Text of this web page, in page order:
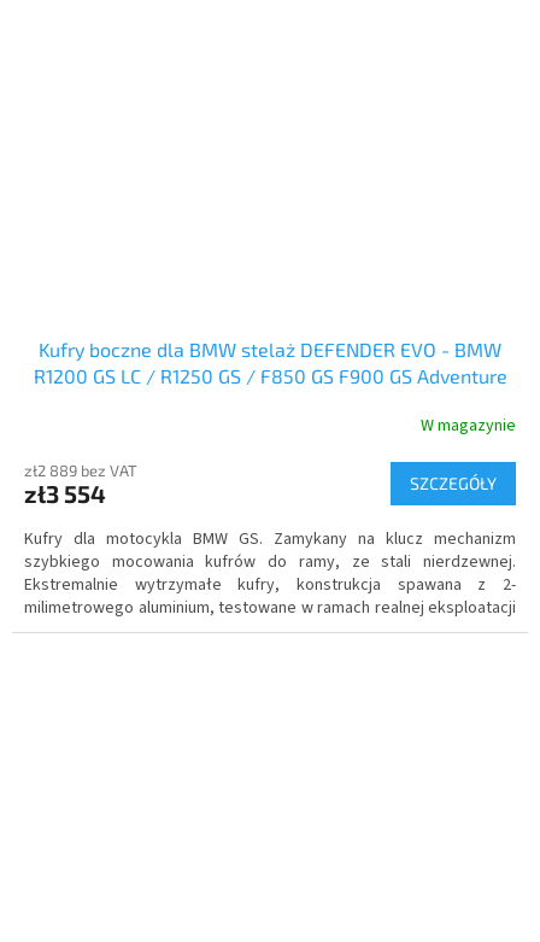
Kufry boczne dla BMW stelaż DEFENDER EVO - BMW
R1200 GS LC / R1250 GS / F850 GS F900 GS Adventure
W magazynie
zł2 889 bez VAT
zł3 554 SZCZEGÓŁY
Kufry dla motocykla BMW GS. Zamykany na klucz mechanizm
szybkiego mocowania kufrów do ramy, ze stali nierdzewnej.
Ekstremalnie wytrzymałe kufry, konstrukcja spawana z 2-
milimetrowego aluminium, testowane w ramach realnej eksploatacji
pod kątem wodoszczelności. Możliwość rozbudowy o skrzynkę na